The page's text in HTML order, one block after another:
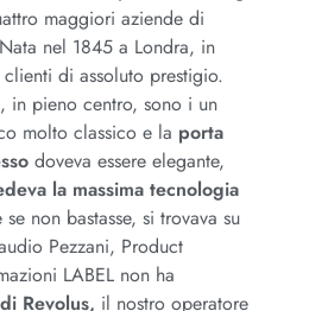
maggiori aziende di
nel 1845 a Londra, in
di assoluto prestigio.
pieno centro, sono i un
molto classico e la porta
doveva essere elegante,
la massima tecnologia
non bastasse, si trovava su
Pezzani, Product
LABEL non ha
Revolus, il nostro operatore